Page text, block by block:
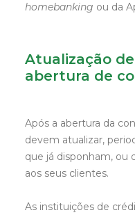
homebanking ou da
Atualização
abertura de
Após a abertura da
devem atualizar,
que já disponham, ou
aos seus clientes.
As instituições de